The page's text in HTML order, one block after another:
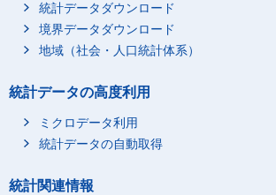
統計データダウンロード
境界データダウンロード
地域（社会・人口統計体系）
統計データの高度利用
ミクロデータ利用
統計データの自動取得
統計関連情報